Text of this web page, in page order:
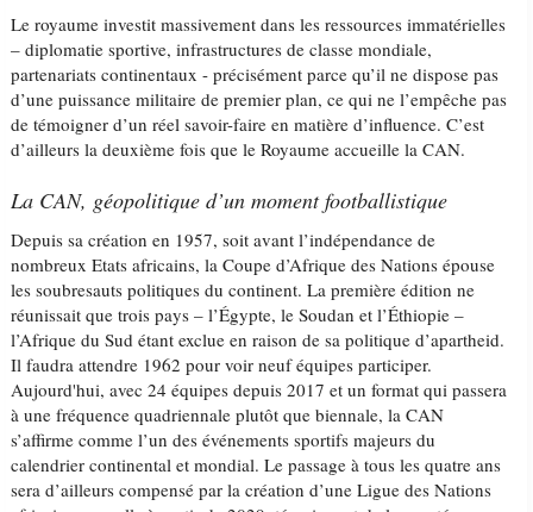
Le royaume investit massivement dans les ressources immatérielles
– diplomatie sportive, infrastructures de classe mondiale,
partenariats continentaux - précisément parce qu’il ne dispose pas
d’une puissance militaire de premier plan, ce qui ne l’empêche pas
de témoigner d’un réel savoir-faire en matière d’influence. C’est
d’ailleurs la deuxième fois que le Royaume accueille la CAN.
La CAN, géopolitique d’un moment footballistique
Depuis sa création en 1957, soit avant l’indépendance de
nombreux Etats africains, la Coupe d’Afrique des Nations épouse
les soubresauts politiques du continent. La première édition ne
réunissait que trois pays – l’Égypte, le Soudan et l’Éthiopie –
l’Afrique du Sud étant exclue en raison de sa politique d’apartheid.
Il faudra attendre 1962 pour voir neuf équipes participer.
Aujourd'hui, avec 24 équipes depuis 2017 et un format qui passera
à une fréquence quadriennale plutôt que biennale, la CAN
s’affirme comme l’un des événements sportifs majeurs du
calendrier continental et mondial. Le passage à tous les quatre ans
sera d’ailleurs compensé par la création d’une Ligue des Nations